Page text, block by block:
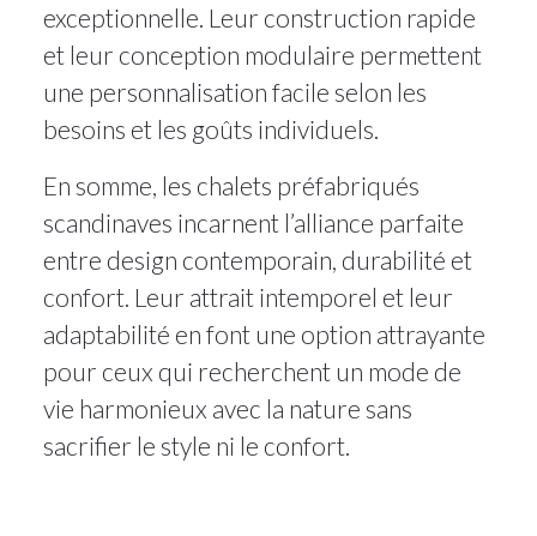
exceptionnelle. Leur construction rapide
et leur conception modulaire permettent
une personnalisation facile selon les
besoins et les goûts individuels.
En somme, les chalets préfabriqués
scandinaves incarnent l’alliance parfaite
entre design contemporain, durabilité et
confort. Leur attrait intemporel et leur
adaptabilité en font une option attrayante
pour ceux qui recherchent un mode de
vie harmonieux avec la nature sans
sacrifier le style ni le confort.